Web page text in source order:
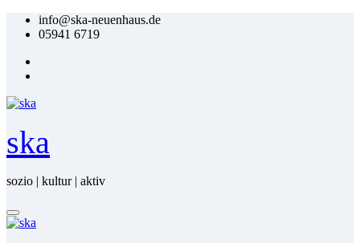
Zum
Inhalt
info@ska-neuenhaus.de
05941 6719
ska
sozio | kultur | aktiv